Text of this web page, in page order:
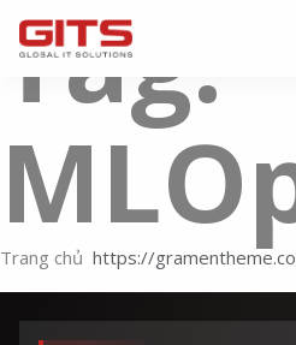
Tag:
Trang chủ